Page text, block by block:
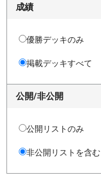
成績
優勝デッキのみ
掲載デッキすべて
公開/非公開
公開リストのみ
非公開リストを含む